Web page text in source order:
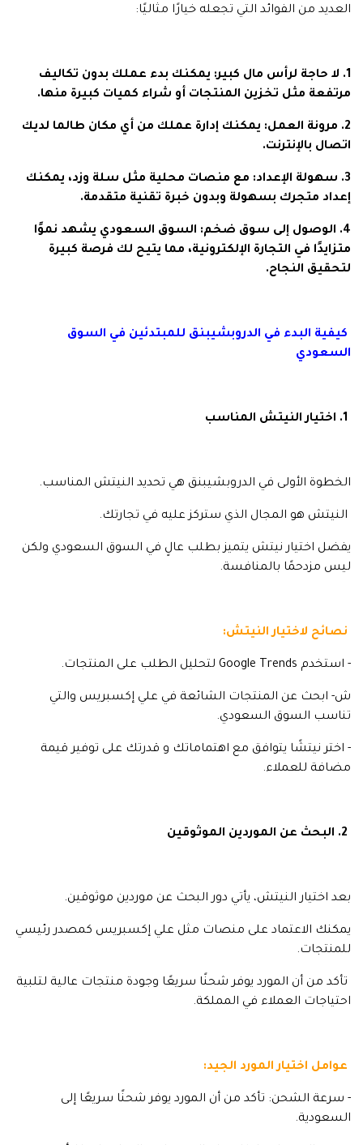
العديد من الفوائد التي تجعله خيارًا مثاليًا:
1. لا حاجة لرأس مال كبير: يمكنك بدء عملك بدون تكاليف
مرتفعة مثل تخزين المنتجات أو شراء كميات كبيرة منها.
2. مرونة العمل: يمكنك إدارة عملك من أي مكان طالما لديك
اتصال بالإنترنت.
3. سهولة الإعداد: مع منصات محلية مثل سلة وزد، يمكنك
إعداد متجرك بسهولة وبدون خبرة تقنية متقدمة.
4. الوصول إلى سوق ضخم: السوق السعودي يشهد نموًا
متزايدًا في التجارة الإلكترونية، مما يتيح لك فرصة كبيرة
لتحقيق النجاح.
كيفية البدء في الدروبشيبنق للمبتدئين في السوق
السعودي
الخطوة الأولى في الدروبشيبنق هي تحديد النيتش المناسب.
النيتش هو المجال الذي ستركز عليه في تجارتك.
يفضل اختيار نيتش يتميز بطلب عالٍ في السوق السعودي ولكن
ليس مزدحمًا بالمنافسة.
نصائح لاختيار النيتش:
- استخدم Google Trends لتحليل الطلب على المنتجات.
ش- ابحث عن المنتجات الشائعة في علي إكسبريس والتي
تناسب السوق السعودي.
- اختر نيتشًا يتوافق مع اهتماماتك و قدرتك على توفير قيمة
مضافة للعملاء.
بعد اختيار النيتش، يأتي دور البحث عن موردين موثوقين.
يمكنك الاعتماد على منصات مثل علي إكسبريس كمصدر رئيسي
للمنتجات.
تأكد من أن المورد يوفر شحنًا سريعًا وجودة منتجات عالية لتلبية
احتياجات العملاء في المملكة.
عوامل اختيار المورد الجيد:
- سرعة الشحن: تأكد من أن المورد يوفر شحنًا سريعًا إلى
السعودية.